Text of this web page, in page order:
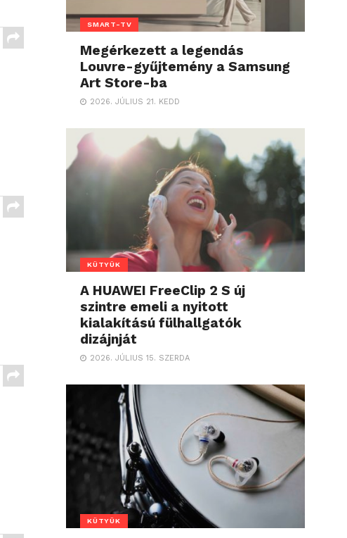
SMART-TV
Megérkezett a legendás
Louvre-gyűjtemény a Samsung
Art Store-ba
2026. JÚLIUS 21. KEDD
KÜTYÜK
A HUAWEI FreeClip 2 S új
szintre emeli a nyitott
kialakítású fülhallgatók
dizájnját
2026. JÚLIUS 15. SZERDA
KÜTYÜK